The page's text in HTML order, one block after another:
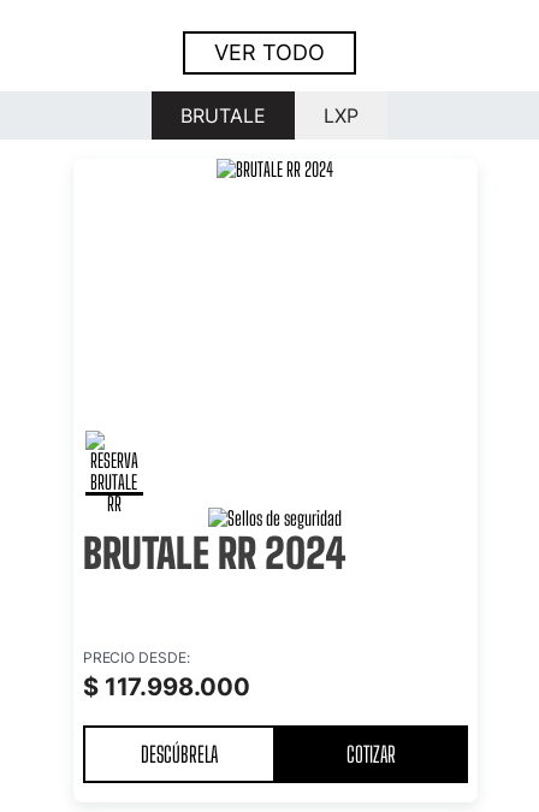
BRUTALE LXP
VER TODO
BRUTALE RR 2024
PRECIO DESDE:
$ 117.998.000
DESCÚBRELA COTIZAR